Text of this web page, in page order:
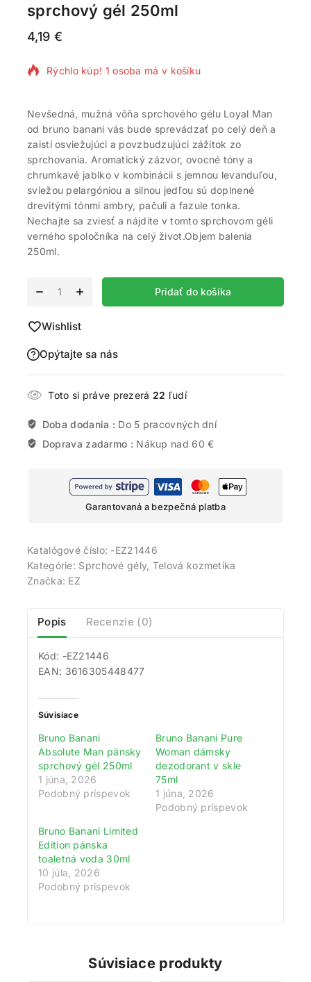
sprchový gél 250ml
4,19 €
20 produktov predaných za poslednú 1 hodinu
Rýchlo kúp! 1 osoba má v košíku
Nevšedná, mužná vôňa sprchového gélu Loyal Man
od bruno banani vás bude sprevádzať po celý deň a
zaistí osviežujúci a povzbudzujúci zážitok zo
sprchovania. Aromatický zázvor, ovocné tóny a
chrumkavé jablko v kombinácii s jemnou levanduľou,
sviežou pelargóniou a silnou jedľou sú doplnené
drevitými tónmi ambry, pačuli a fazule tonka.
Nechajte sa zviesť a nájdite v tomto sprchovom géli
verného spoločníka na celý život.Objem balenia
250ml.
Pridať do košíka
Wishlist
Opýtajte sa nás
Toto si práve prezerá 22 ľudí
Doba dodania : Do 5 pracovných dní
Doprava zadarmo : Nákup nad 60 €
Garantovaná a bezpečná platba
Katalógové číslo: -EZ21446
Kategórie: Sprchové gély, Telová kozmetika
Značka: EZ
Popis Recenzie (0)
Kód: -EZ21446
EAN: 3616305448477
Súvisiace
Bruno Banani
Absolute Man pánsky
sprchový gél 250ml
1 júna, 2026
Podobný príspevok
Bruno Banani Pure
Woman dámsky
dezodorant v skle
75ml
1 júna, 2026
Podobný príspevok
Bruno Banani Limited
Edition pánska
toaletná voda 30ml
10 júla, 2026
Podobný príspevok
Súvisiace produkty
Získajte 200 bodov za registráciu a
zbierajte odmeny!
Zaregistrujte sa ešte dnes a my vám pripíšeme vstupný
Viac toto okno nezobrazovať